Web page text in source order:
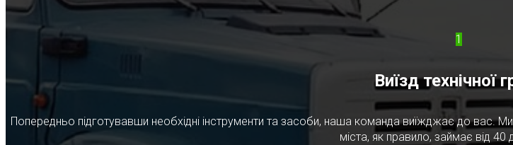
1
Виїзд технічної
Попередньо підготувавши необхідні інструменти та засоби, наша команда виїжджає до вас.
міста, як правило, займає від 40